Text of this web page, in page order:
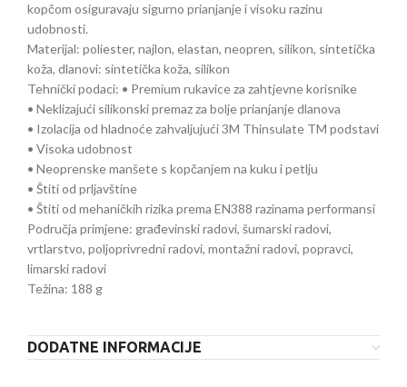
kopčom osiguravaju sigurno prianjanje i visoku razinu
udobnosti.
Materijal: poliester, najlon, elastan, neopren, silikon, sintetička
koža, dlanovi: sintetička koža, silikon
Tehnički podaci: • Premium rukavice za zahtjevne korisnike
• Neklizajući silikonski premaz za bolje prianjanje dlanova
• Izolacija od hladnoće zahvaljujući 3M Thinsulate TM podstavi
• Visoka udobnost
• Neoprenske manšete s kopčanjem na kuku i petlju
• Štiti od prljavštine
• Štiti od mehaničkih rizika prema EN388 razinama performansi
Područja primjene: građevinski radovi, šumarski radovi,
vrtlarstvo, poljoprivredni radovi, montažni radovi, popravci,
limarski radovi
Težina: 188 g
DODATNE INFORMACIJE